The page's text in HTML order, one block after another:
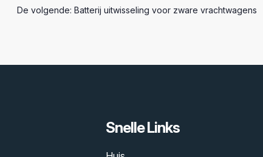
De volgende: Batterij uitwisseling voor zware vrachtwagens
Snelle Links